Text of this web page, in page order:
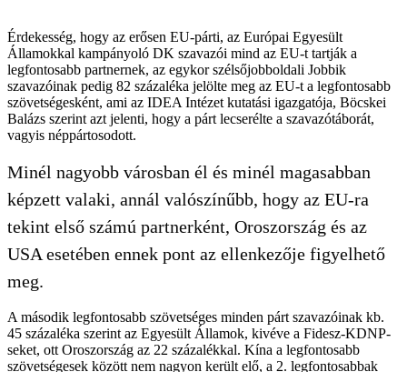
Érdekesség, hogy az erősen EU-párti, az Európai Egyesült
Államokkal kampányoló DK szavazói mind az EU-t tartják a
legfontosabb partnernek, az egykor szélsőjobboldali Jobbik
szavazóinak pedig 82 százaléka jelölte meg az EU-t a legfontosabb
szövetségesként, ami az IDEA Intézet kutatási igazgatója, Böcskei
Balázs szerint azt jelenti, hogy a párt lecserélte a szavazótáborát,
vagyis néppártosodott.
Minél nagyobb városban él és minél magasabban
képzett valaki, annál valószínűbb, hogy az EU-ra
tekint első számú partnerként, Oroszország és az
USA esetében ennek pont az ellenkezője figyelhető
meg.
A második legfontosabb szövetséges minden párt szavazóinak kb.
45 százaléka szerint az Egyesült Államok, kivéve a Fidesz-KDNP-
seket, ott Oroszország az 22 százalékkal. Kína a legfontosabb
szövetségesek között nem nagyon került elő, a 2. legfontosabbak